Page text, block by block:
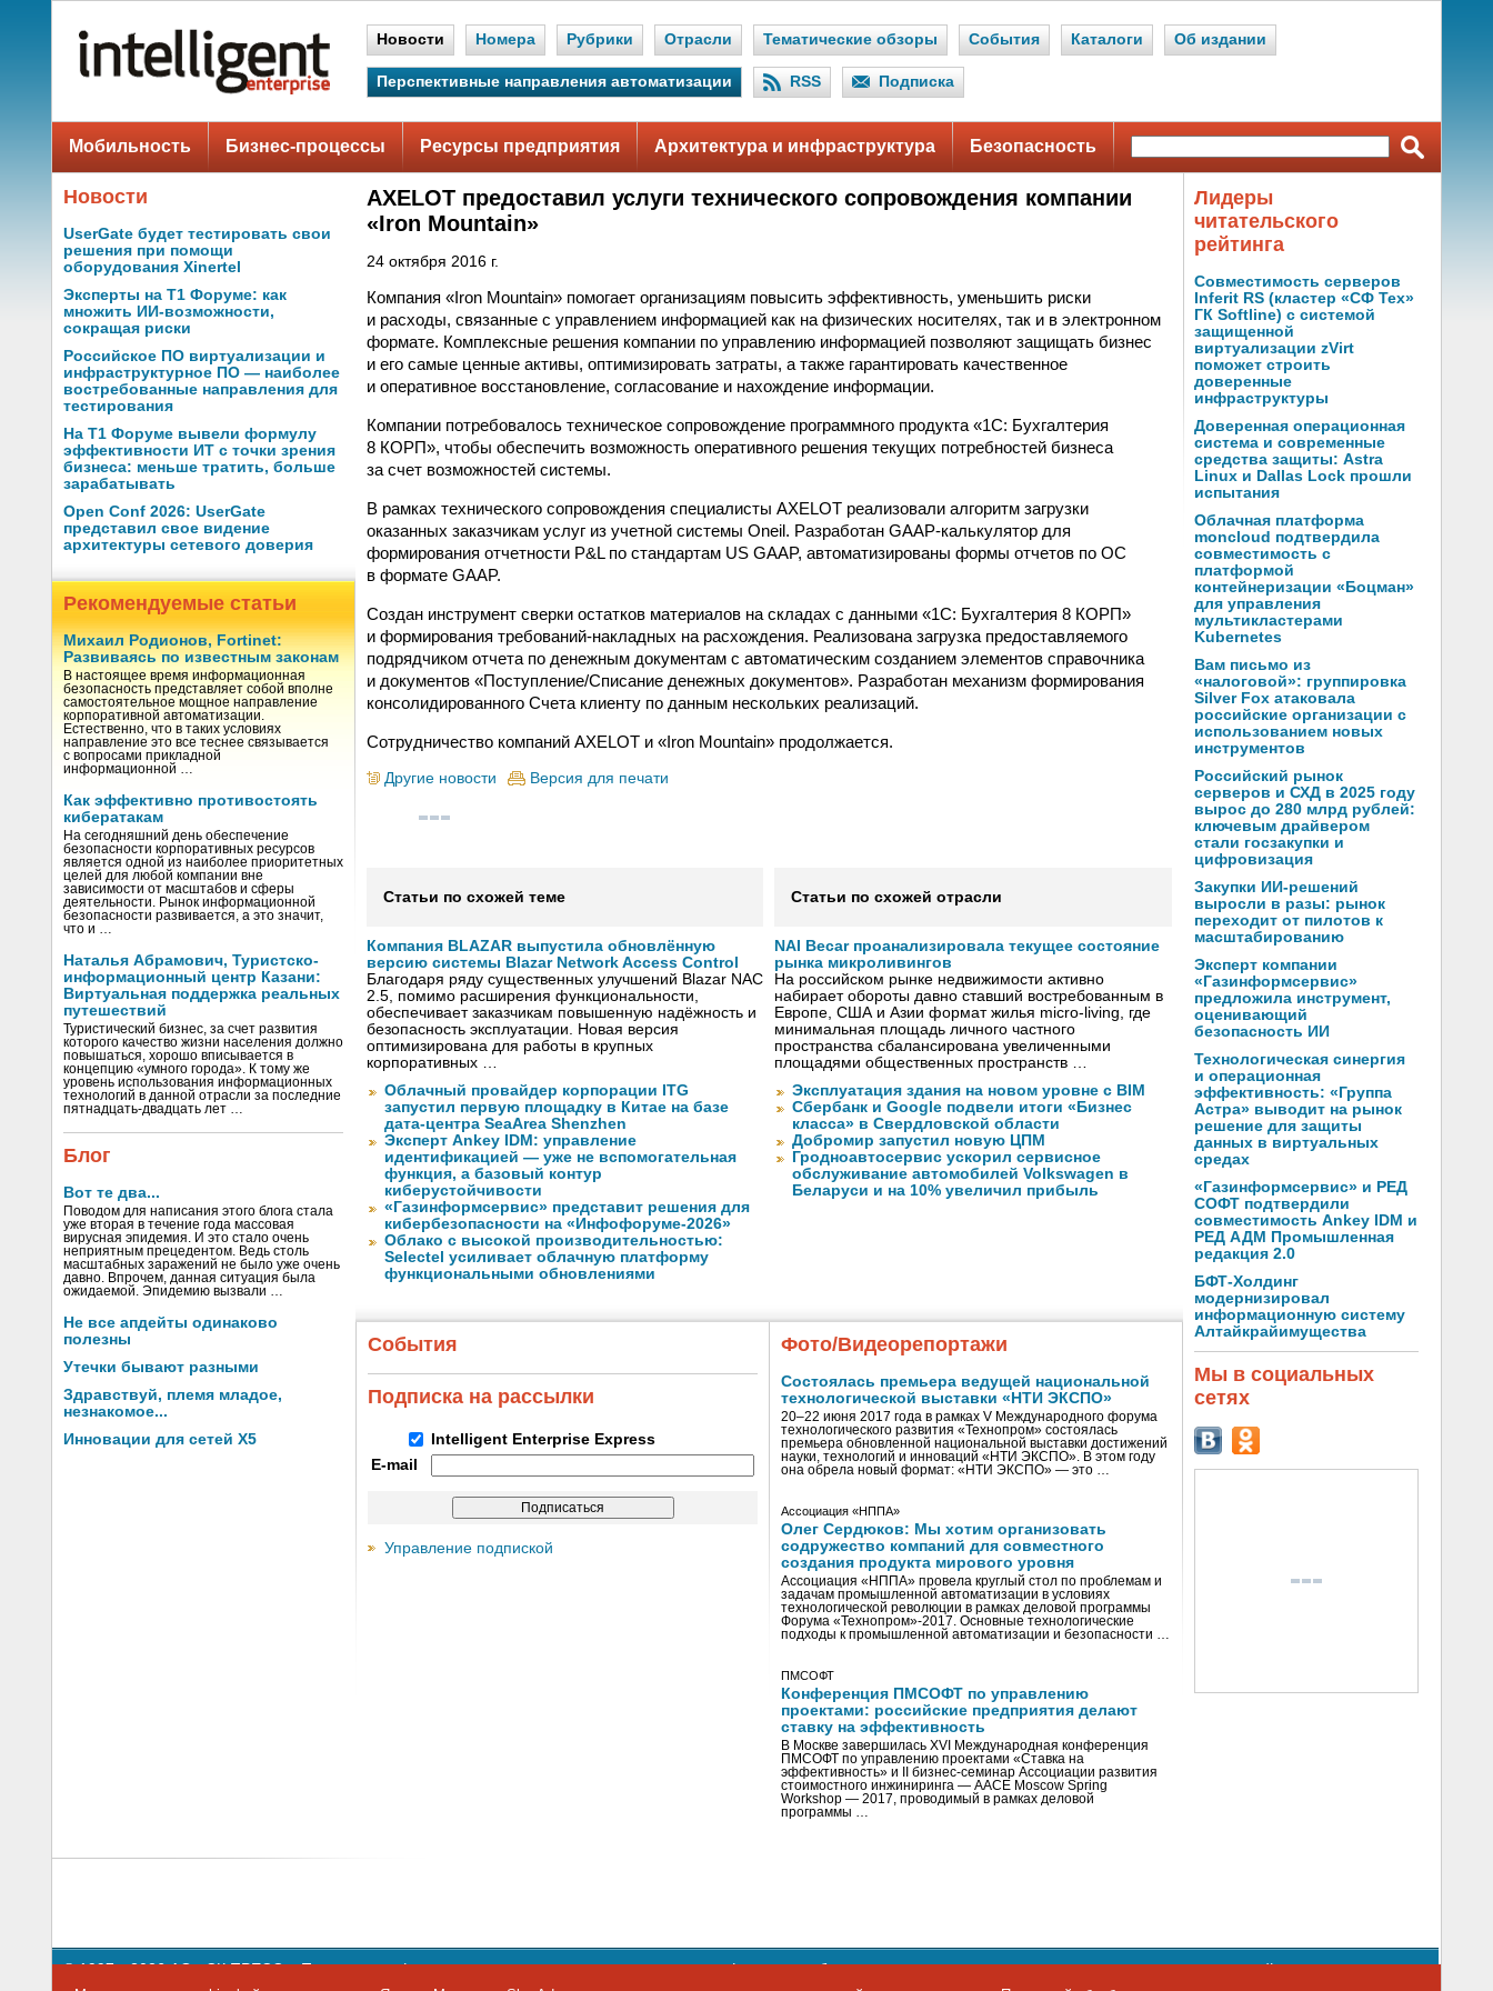
Новости Номера Рубрики Отрасли Тематические обзоры События Каталоги Об издании
Перспективные направления автоматизации RSS Подписка
Мобильность Бизнес-процессы Ресурсы предприятия Архитектура и инфраструктура Безопасность
Новости
UserGate будет тестировать свои
решения при помощи
оборудования Xinertel
Эксперты на Т1 Форуме: как
множить ИИ-возможности,
сокращая риски
Российское ПО виртуализации и
инфраструктурное ПО — наиболее
востребованные направления для
тестирования
На Т1 Форуме вывели формулу
эффективности ИТ с точки зрения
бизнеса: меньше тратить, больше
зарабатывать
Open Conf 2026: UserGate
представил свое видение
архитектуры сетевого доверия
Рекомендуемые статьи
Михаил Родионов, Fortinet:
Развиваясь по известным законам
В настоящее время информационная
безопасность представляет собой вполне
самостоятельное мощное направление
корпоративной автоматизации.
Естественно, что в таких условиях
направление это все теснее связывается
с вопросами прикладной
информационной …
Как эффективно противостоять
кибератакам
На сегодняшний день обеспечение
безопасности корпоративных ресурсов
является одной из наиболее приоритетных
целей для любой компании вне
зависимости от масштабов и сферы
деятельности. Рынок информационной
безопасности развивается, а это значит,
что и …
Наталья Абрамович, Туристско-
информационный центр Казани:
Виртуальная поддержка реальных
путешествий
Туристический бизнес, за счет развития
которого качество жизни населения должно
повышаться, хорошо вписывается в
концепцию «умного города». К тому же
уровень использования информационных
технологий в данной отрасли за последние
пятнадцать-двадцать лет …
Блог
Вот те два...
Поводом для написания этого блога стала
уже вторая в течение года массовая
вирусная эпидемия. И это стало очень
неприятным прецедентом. Ведь столь
масштабных заражений не было уже очень
давно. Впрочем, данная ситуация была
ожидаемой. Эпидемию вызвали …
Не все апдейты одинаково
полезны
Утечки бывают разными
Здравствуй, племя младое,
незнакомое...
Инновации для сетей X5
AXELOT предоставил услуги технического сопровождения компании
«Iron Mountain»
24 октября 2016 г.
Компания «Iron Mountain» помогает организациям повысить эффективность, уменьшить риски
и расходы, связанные с управлением информацией как на физических носителях, так и в электронном
формате. Комплексные решения компании по управлению информацией позволяют защищать бизнес
и его самые ценные активы, оптимизировать затраты, а также гарантировать качественное
и оперативное восстановление, согласование и нахождение информации.
Компании потребовалось техническое сопровождение программного продукта «1С: Бухгалтерия
8 КОРП», чтобы обеспечить возможность оперативного решения текущих потребностей бизнеса
за счет возможностей системы.
В рамках технического сопровождения специалисты AXELOT реализовали алгоритм загрузки
оказанных заказчикам услуг из учетной системы Oneil. Разработан GAAP-калькулятор для
формирования отчетности P&L по стандартам US GAAP, автоматизированы формы отчетов по ОС
в формате GAAP.
Создан инструмент сверки остатков материалов на складах с данными «1С: Бухгалтерия 8 КОРП»
и формирования требований-накладных на расхождения. Реализована загрузка предоставляемого
подрядчиком отчета по денежным документам с автоматическим созданием элементов справочника
и документов «Поступление/Списание денежных документов». Разработан механизм формирования
консолидированного Счета клиенту по данным нескольких реализаций.
Сотрудничество компаний AXELOT и «Iron Mountain» продолжается.
Другие новости Версия для печати
Статьи по схожей теме
Компания BLAZAR выпустила обновлённую
версию системы Blazar Network Access Control
Благодаря ряду существенных улучшений Blazar NAC
2.5, помимо расширения функциональности,
обеспечивает заказчикам повышенную надёжность и
безопасность эксплуатации. Новая версия
оптимизирована для работы в крупных
корпоративных …
Облачный провайдер корпорации ITG
запустил первую площадку в Китае на базе
дата-центра SeaArea Shenzhen
Эксперт Ankey IDM: управление
идентификацией — уже не вспомогательная
функция, а базовый контур
киберустойчивости
«Газинформсервис» представит решения для
кибербезопасности на «Инфофоруме-2026»
Облако с высокой производительностью:
Selectel усиливает облачную платформу
функциональными обновлениями
Статьи по схожей отрасли
NAI Becar проанализировала текущее состояние
рынка микроливингов
На российском рынке недвижимости активно
набирает обороты давно ставший востребованным в
Европе, США и Азии формат жилья micro-living, где
минимальная площадь личного частного
пространства сбалансирована увеличенными
площадями общественных пространств …
Эксплуатация здания на новом уровне с BIM
Сбербанк и Google подвели итоги «Бизнес
класса» в Свердловской области
Добромир запустил новую ЦПМ
Гродноавтосервис ускорил сервисное
обслуживание автомобилей Volkswagen в
Беларуси и на 10% увеличил прибыль
События
Подписка на рассылки
Intelligent Enterprise Express
E-mail
Управление подпиской
Фото/Видеорепортажи
Состоялась премьера ведущей национальной
технологической выставки «НТИ ЭКСПО»
20–22 июня 2017 года в рамках V Международного форума
технологического развития «Технопром» состоялась
премьера обновленной национальной выставки достижений
науки, технологий и инноваций «НТИ ЭКСПО». В этом году
она обрела новый формат: «НТИ ЭКСПО» — это …
Ассоциация «НППА»
Олег Сердюков: Мы хотим организовать
содружество компаний для совместного
создания продукта мирового уровня
Ассоциация «НППА» провела круглый стол по проблемам и
задачам промышленной автоматизации в условиях
технологической революции в рамках деловой программы
Форума «Технопром»-2017. Основные технологические
подходы к промышленной автоматизации и безопасности …
ПМСОФТ
Конференция ПМСОФТ по управлению
проектами: российские предприятия делают
ставку на эффективность
В Москве завершилась XVI Международная конференция
ПМСОФТ по управлению проектами «Ставка на
эффективность» и II бизнес-семинар Ассоциации развития
стоимостного инжиниринга — AACE Moscow Spring
Workshop — 2017, проводимый в рамках деловой
программы …
Лидеры
читательского
рейтинга
Совместимость серверов
Inferit RS (кластер «СФ Тех»
ГК Softline) с системой
защищенной
виртуализации zVirt
поможет строить
доверенные
инфраструктуры
Доверенная операционная
система и современные
средства защиты: Astra
Linux и Dallas Lock прошли
испытания
Облачная платформа
moncloud подтвердила
совместимость с
платформой
контейнеризации «Боцман»
для управления
мультикластерами
Kubernetes
Вам письмо из
«налоговой»: группировка
Silver Fox атаковала
российские организации с
использованием новых
инструментов
Российский рынок
серверов и СХД в 2025 году
вырос до 280 млрд рублей:
ключевым драйвером
стали госзакупки и
цифровизация
Закупки ИИ-решений
выросли в разы: рынок
переходит от пилотов к
масштабированию
Эксперт компании
«Газинформсервис»
предложила инструмент,
оценивающий
безопасность ИИ
Технологическая синергия
и операционная
эффективность: «Группа
Астра» выводит на рынок
решение для защиты
данных в виртуальных
средах
«Газинформсервис» и РЕД
СОФТ подтвердили
совместимость Ankey IDM и
РЕД АДМ Промышленная
редакция 2.0
БФТ-Холдинг
модернизировал
информационную систему
Алтайкрайимущества
Мы в социальных
сетях
© 1997—2026 АО «СК ПРЕСС».Политика конфиденциальности персональных данных,информация об авторских правах и порядке использования материалов сайта
109147 г. Москва, ул. Марксистская, 34, строение 10. Телефон: +7 495 974-22-60. Факс: +7 495 974-22-63. E-mail:
siteeditor@iemag.ru